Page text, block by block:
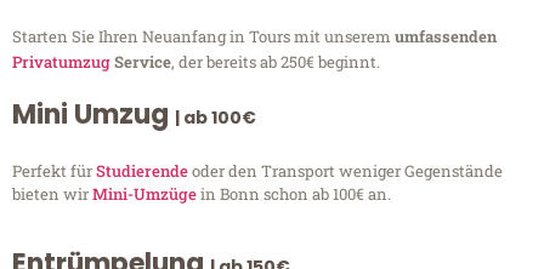
Starten Sie Ihren Neuanfang in Tours mit unserem umfassenden
PrivatumzugService, der bereits ab 250€ beginnt.
Mini Umzug | ab 100€
Perfekt fürStudierendeoder den Transport weniger Gegenstände
bieten wirMini-Umzügein Bonn schon ab 100€ an.